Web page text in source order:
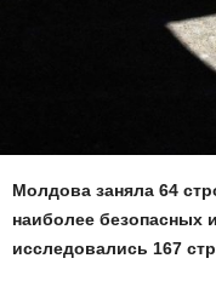
Молдова заняла 64
наиболее безопасных
исследовались 167